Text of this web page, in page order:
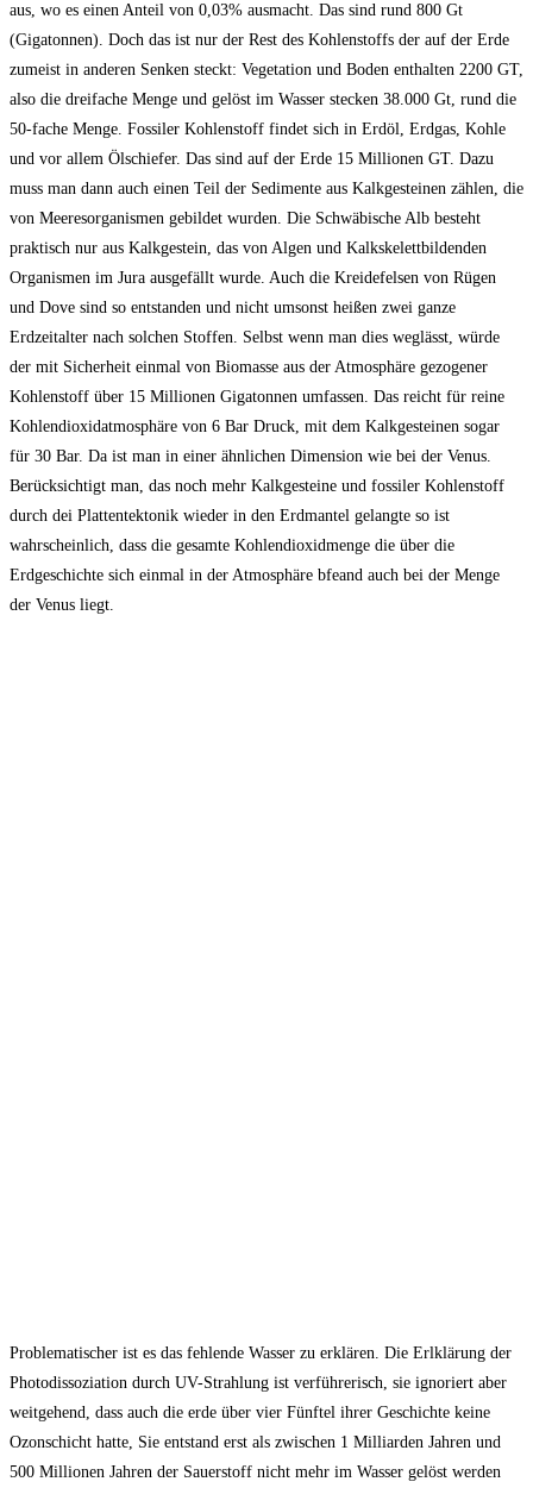
aus, wo es einen Anteil von 0,03% ausmacht. Das sind rund 800 Gt
(Gigatonnen). Doch das ist nur der Rest des Kohlenstoffs der auf der Erde
zumeist in anderen Senken steckt: Vegetation und Boden enthalten 2200 GT,
also die dreifache Menge und gelöst im Wasser stecken 38.000 Gt, rund die
50-fache Menge. Fossiler Kohlenstoff findet sich in Erdöl, Erdgas, Kohle
und vor allem Ölschiefer. Das sind auf der Erde 15 Millionen GT. Dazu
muss man dann auch einen Teil der Sedimente aus Kalkgesteinen zählen, die
von Meeresorganismen gebildet wurden. Die Schwäbische Alb besteht
praktisch nur aus Kalkgestein, das von Algen und Kalkskelettbildenden
Organismen im Jura ausgefällt wurde. Auch die Kreidefelsen von Rügen
und Dove sind so entstanden und nicht umsonst heißen zwei ganze
Erdzeitalter nach solchen Stoffen. Selbst wenn man dies weglässt, würde
der mit Sicherheit einmal von Biomasse aus der Atmosphäre gezogener
Kohlenstoff über 15 Millionen Gigatonnen umfassen. Das reicht für reine
Kohlendioxidatmosphäre von 6 Bar Druck, mit dem Kalkgesteinen sogar
für 30 Bar. Da ist man in einer ähnlichen Dimension wie bei der Venus.
Berücksichtigt man, das noch mehr Kalkgesteine und fossiler Kohlenstoff
durch dei Plattentektonik wieder in den Erdmantel gelangte so ist
wahrscheinlich, dass die gesamte Kohlendioxidmenge die über die
Erdgeschichte sich einmal in der Atmosphäre bfeand auch bei der Menge
der Venus liegt.
Problematischer ist es das fehlende Wasser zu erklären. Die Erlklärung der
Photodissoziation durch UV-Strahlung ist verführerisch, sie ignoriert aber
weitgehend, dass auch die erde über vier Fünftel ihrer Geschichte keine
Ozonschicht hatte, Sie entstand erst als zwischen 1 Milliarden Jahren und
500 Millionen Jahren der Sauerstoff nicht mehr im Wasser gelöst werden